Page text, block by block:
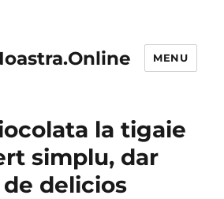
MENU
la tigaie
simplu, dar
delicios